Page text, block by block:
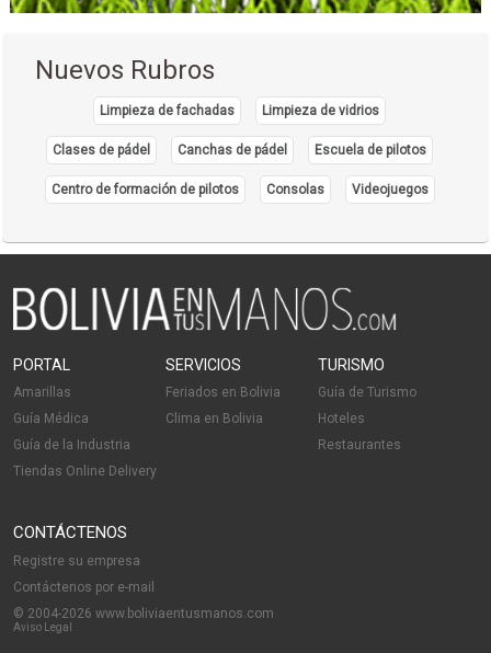
Nuevos Rubros
Limpieza de fachadas Limpieza de vidrios
Clases de pádel Canchas de pádel Escuela de pilotos
Centro de formación de pilotos Consolas Videojuegos
PORTAL
Amarillas
Guía Médica
Guía de la Industria
Tiendas Online Delivery
SERVICIOS
Feriados en Bolivia
Clima en Bolivia
TURISMO
Guía de Turismo
Hoteles
Restaurantes
CONTÁCTENOS
Registre su empresa
Contáctenos por e-mail
© 2004-2026 www.boliviaentusmanos.com
Aviso Legal